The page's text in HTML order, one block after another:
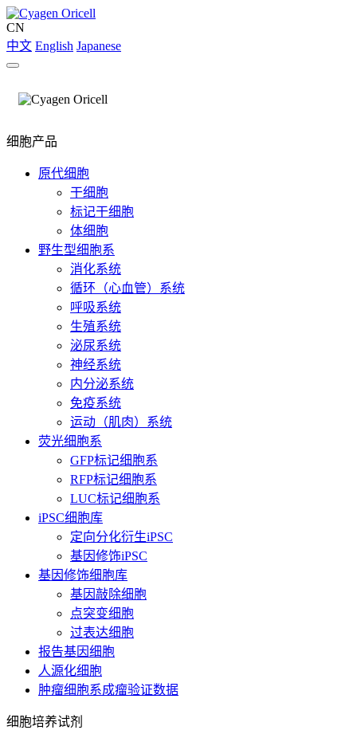
CN
中文 English Japanese
细胞产品
原代细胞
干细胞
标记干细胞
体细胞
野生型细胞系
消化系统
循环（心血管）系统
呼吸系统
生殖系统
泌尿系统
神经系统
内分泌系统
免疫系统
运动（肌肉）系统
荧光细胞系
GFP标记细胞系
RFP标记细胞系
LUC标记细胞系
iPSC细胞库
定向分化衍生iPSC
基因修饰iPSC
基因修饰细胞库
基因敲除细胞
点突变细胞
过表达细胞
报告基因细胞
人源化细胞
肿瘤细胞系成瘤验证数据
细胞培养试剂